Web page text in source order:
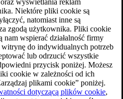
wyświetlania reklam
Niektóre pliki cookie są
natomiast inne są
zgodą użytkownika. Pliki cookie
nam wspierać działalność firmy
do indywidualnych potrzeb
lub odrzucić wszystkie
przycisk poniżej. Możesz
cookie w zależności od ich
plikami cookie” poniżej.
dotyczącą plików cookie,